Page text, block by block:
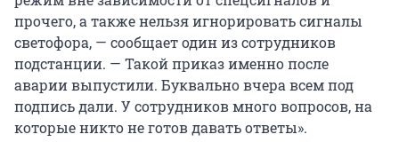
прочего, а также нельзя игнорировать сигналы
светофора, — сообщает один из сотрудников
подстанции. — Такой приказ именно после
аварии выпустили. Буквально вчера всем под
подпись дали. У сотрудников много вопросов, на
которые никто не готов давать ответы».